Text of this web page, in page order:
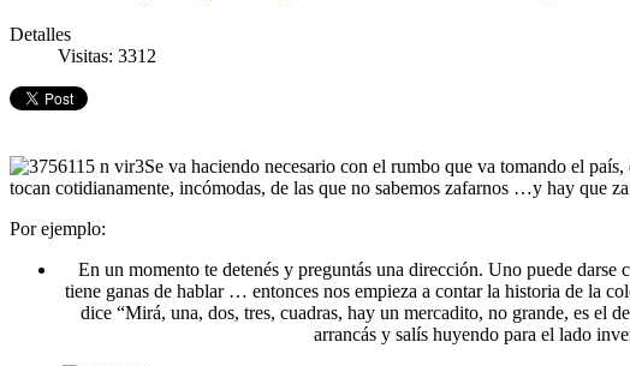
Detalles
Visitas: 3312
Se va haciendo necesario con el rumbo que va tomando el
tocan cotidianamente, incómodas, de las que no sabemos zafarnos …y hay que
Por ejemplo:
En un momento te detenés y preguntás una dirección. Uno puede
tiene ganas de hablar … entonces nos empieza a contar la historia de la
dice “Mirá, una, dos, tres, cuadras, hay un mercadito, no grande, es
arrancás y salís huyendo para el lado